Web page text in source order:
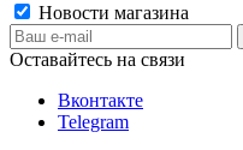
Новости магазина
Оставайтесь на связи
Вконтакте
Telegram